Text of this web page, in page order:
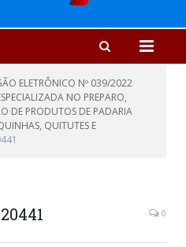
ELETRÔNICO Nº 039/2022
NO PREPARO,
DE PRODUTOS DE PADARIA
QUITUTES E
0